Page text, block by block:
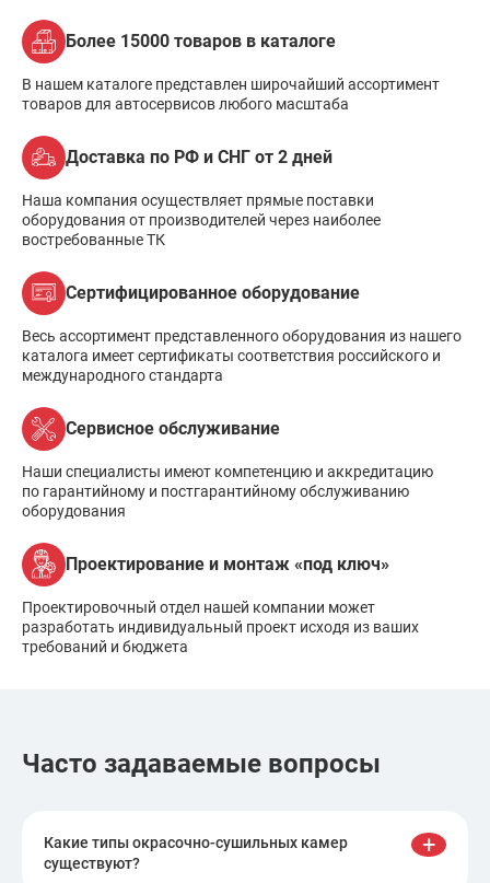
Более 15000 товаров в каталоге
В нашем каталоге представлен широчайший ассортимент
товаров для автосервисов любого масштаба
Доставка по РФ и СНГ от 2 дней
Наша компания осуществляет прямые поставки
оборудования от производителей через наиболее
востребованные ТК
Сертифицированное оборудование
Весь ассортимент представленного оборудования из нашего
каталога имеет сертификаты соответствия российского и
международного стандарта
Сервисное обслуживание
Наши специалисты имеют компетенцию и аккредитацию
по гарантийному и постгарантийному обслуживанию
оборудования
Проектирование и монтаж «под ключ»
Проектировочный отдел нашей компании может
разработать индивидуальный проект исходя из ваших
требований и бюджета
Часто задаваемые вопросы
Какие типы окрасочно-сушильных камер
существуют?
+